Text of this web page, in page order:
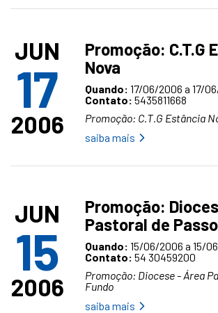
JUN
17
2006
Promoção: C.T.G
Nova
Quando: 17/06/2006 a 17/
Contato: 5435811668
Promoção: C.T.G Estância
saiba mais
JUN
15
2006
Promoção:
Pastoral de
Quando: 15/06/2006 a 15/
Contato: 54 30459200
Promoção: Diocese - Área
Fundo
saiba mais